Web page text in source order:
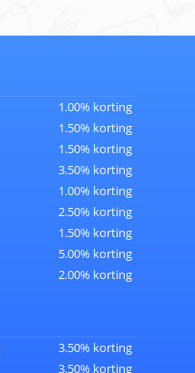
1.00% korting
1.50% korting
1.50% korting
3.50% korting
1.00% korting
2.50% korting
1.50% korting
5.00% korting
2.00% korting
3.50% korting
3.50% korting